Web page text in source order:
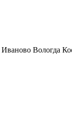
Иваново Вологда